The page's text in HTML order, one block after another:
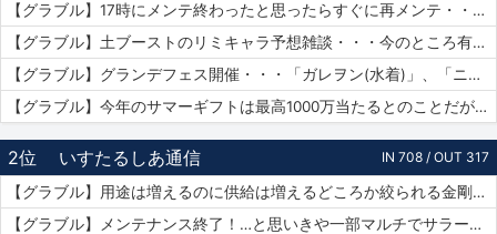
【グラブル】17時にメンテ終わったと思ったらすぐに再メンテ・・・純然たる斧の魂がドロップする不具合とのことだが新P＆Dやらかしすぎ
【グラブル】土ブーストのリミキャラ予想雑談・・・今のところ有力候補はベアトリクス、ジーク、ライデンあたり？ ずらしてポセやリッチのようなぽっと出星晶獣の可能性もあるか
【グラブル】グランデフェス開催・・・「ガレヲン(水着)」、「ニーア(浴衣)」、「アグロヴァル(浴衣)」が新登場！ 土リミ武器のワルエン、刃鏡片もピックアップ
【グラブル】今年のサマーギフトは最高1000万当たるとのことだがSNSなどで当選報告全然ない？ 本当に当たっている人いるんだろうか
2位 いすたるしあ通信 IN 708 / OUT 317
【グラブル】用途は増えるのに供給は増えるどころか絞られる金剛晶…実際配布を絞るのはメリット・デメリットどっちの方が大きい？
【グラブル】メンテナンス終了！…と思いきや一部マルチでサラーサ最終素材がドロップする不具合で緊急メンテ突入へ…